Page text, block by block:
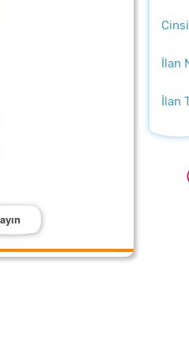
için üzerine tıklayın
için üzerine tıklayın
İlan
İlan